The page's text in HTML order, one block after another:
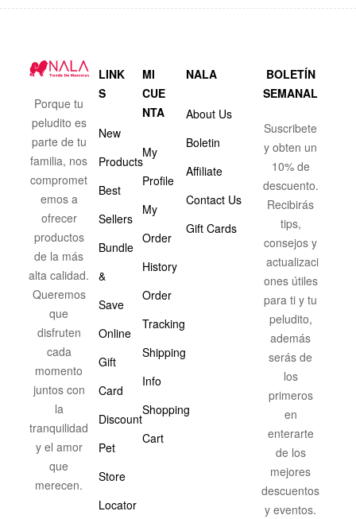
Porque tu
peludito es
parte de tu
familia, nos
compromet
emos a
ofrecer
productos
de la más
alta calidad.
Queremos
que
disfruten
cada
momento
juntos con
la
tranquilidad
y el amor
que
merecen.
LINK
S
New
Products
Best
Sellers
Bundle
&
Save
Online
Gift
Card
Discount
Pet
Store
Locator
MI
CUE
NTA
My
Profile
My
Order
History
Order
Tracking
Shipping
Info
Shopping
Cart
NALA
About Us
Boletin
Affiliate
Contact Us
Gift Cards
BOLETÍN
SEMANAL
Suscribete
y obten un
10% de
descuento.
Recibirás
tips,
consejos y
actualizaci
ones útiles
para ti y tu
peludito,
además
serás de
los
primeros
en
enterarte
de los
mejores
descuentos
y eventos.